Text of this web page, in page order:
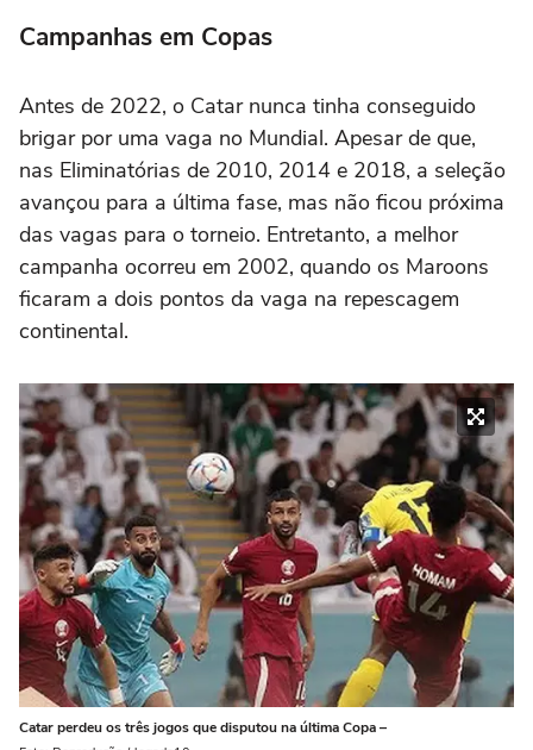
Campanhas em Copas
Antes de 2022, o Catar nunca tinha conseguido
brigar por uma vaga no Mundial. Apesar de que,
nas Eliminatórias de 2010, 2014 e 2018, a seleção
avançou para a última fase, mas não ficou próxima
das vagas para o torneio. Entretanto, a melhor
campanha ocorreu em 2002, quando os Maroons
ficaram a dois pontos da vaga na repescagem
continental.
Catar perdeu os três jogos que disputou na última Copa –